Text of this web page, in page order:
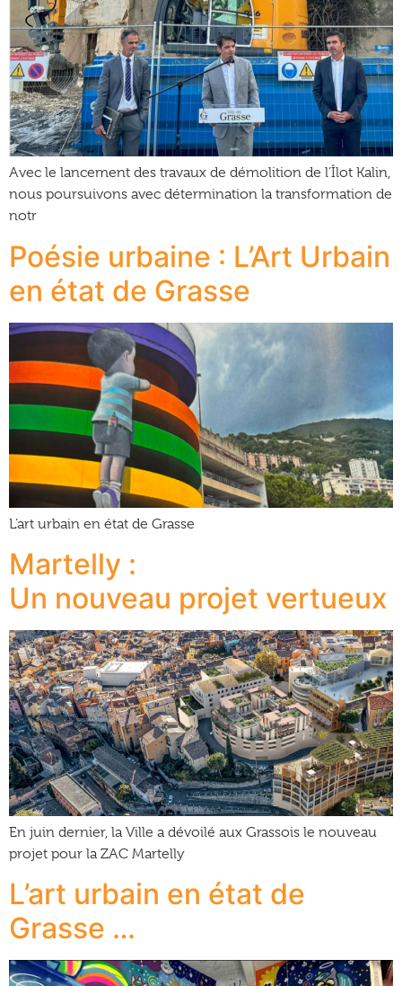
Avec le lancement des travaux de démolition de l’Îlot Kalin,
nous poursuivons avec détermination la transformation de
notr
Poésie urbaine : L’Art Urbain
en état de Grasse
L’art urbain en état de Grasse
Martelly :
Un nouveau projet vertueux
En juin dernier, la Ville a dévoilé aux Grassois le nouveau
projet pour la ZAC Martelly
L’art urbain en état de
Grasse …